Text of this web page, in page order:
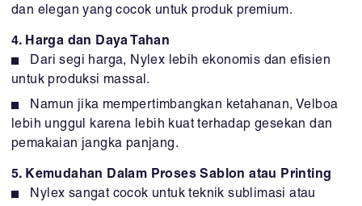
dan elegan yang cocok untuk produk premium.
4. Harga dan Daya Tahan
Dari segi harga, Nylex lebih ekonomis dan efisien
untuk produksi massal.
Namun jika mempertimbangkan ketahanan, Velboa
lebih unggul karena lebih kuat terhadap gesekan dan
pemakaian jangka panjang.
5. Kemudahan Dalam Proses Sablon atau Printing
Nylex sangat cocok untuk teknik sublimasi atau